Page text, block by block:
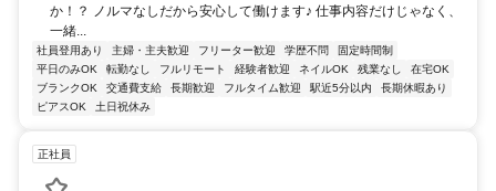
か！？ ノルマなしだから安心して働けます♪ 仕事内容だけじゃなく、
一緒...
社員登用あり 主婦・主夫歓迎 フリーター歓迎 学歴不問
固定時間制
平日のみOK
転勤なし フルリモート 経験者歓迎 ネイルOK 残業なし
在宅OK
ブランクOK
交通費支給 長期歓迎 フルタイム歓迎 駅近5分以内
長期休暇あり
ピアスOK
土日祝休み
正社員